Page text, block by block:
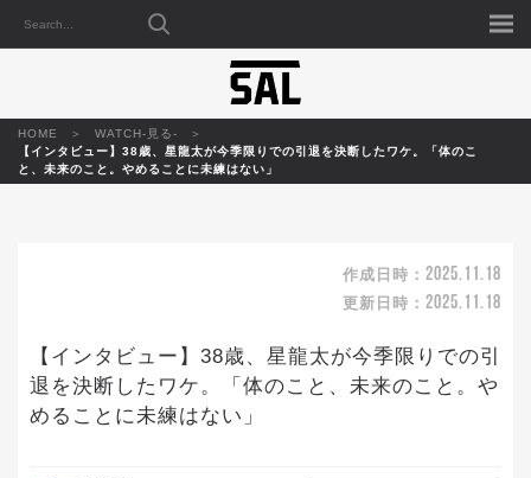
HOME
WATCH-見る-
【インタビュー】38歳、星龍太が今季限りでの引退を決断したワケ。「体のこ
と、未来のこと。やめることに未練はない」
作成日時： 2025.11.18
更新日時： 2025.11.18
【インタビュー】38歳、星龍太が今季限りでの引
退を決断したワケ。「体のこと、未来のこと。や
めることに未練はない」